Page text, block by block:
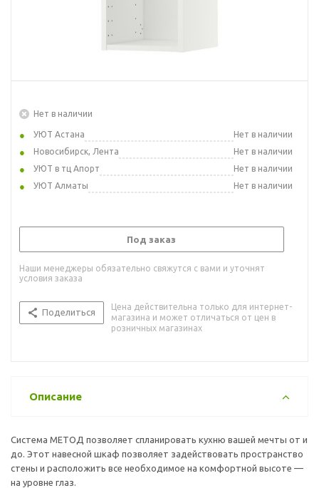
Нет в наличии
УЮТ Астана
Нет в наличии
Новосибирск, Лента
Нет в наличии
УЮТ в тц Апорт
Нет в наличии
УЮТ Алматы
Нет в наличии
Под заказ
Наши менеджеры обязательно свяжутся с вами и уточнят
условия заказа
Поделиться
Цена действительна только для интернет-
магазина и может отличаться от цен в
розничных магазинах
Описание
Система МЕТОД позволяет спланировать кухню вашей мечты от и
до. Этот навесной шкаф позволяет задействовать пространство
стены и расположить все необходимое на комфортной высоте —
на уровне глаз.